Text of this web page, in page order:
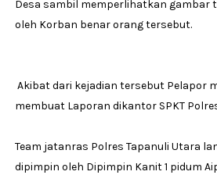
Desa sambil memperlihatkan gambar
oleh Korban benar orang tersebut.
Akibat dari kejadian tersebut Pelapor
membuat Laporan dikantor SPKT
Team jatanras Polres Tapanuli Utara
dipimpin oleh Dipimpin Kanit 1 pidum